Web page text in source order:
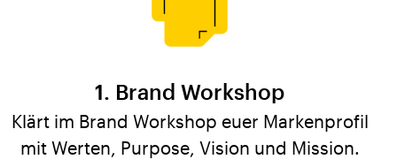
Brand Workshop
Klärt im Brand Workshop euer Markenprofil
mit Werten, Purpose, Vision und Mission.